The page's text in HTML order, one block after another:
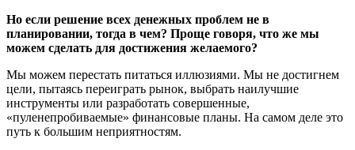
Но если решение всех денежных проблем не в
планировании, тогда в чем? Проще говоря, что же мы
можем сделать для достижения желаемого?
Мы можем перестать питаться иллюзиями. Мы не достигнем
цели, пытаясь переиграть рынок, выбрать наилучшие
инструменты или разработать совершенные,
«пуленепробиваемые» финансовые планы. На самом деле это
путь к большим неприятностям.